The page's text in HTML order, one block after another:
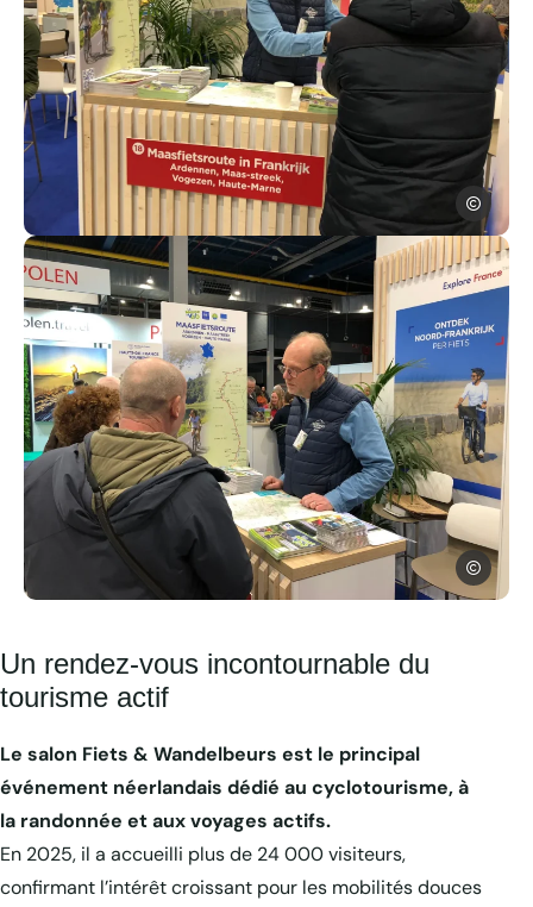
La Meuse à Vélo au salon Fiets & Wandelbeurs d’Utrecht
ADTA
La Meuse à Vélo au salon Fiets & Wandelbeurs d’Utrecht
ADTA
Un rendez-vous incontournable du
tourisme actif
Le salon Fiets & Wandelbeurs est le principal
événement néerlandais dédié au cyclotourisme, à
la randonnée et aux voyages actifs.
En 2025, il a accueilli plus de 24 000 visiteurs,
confirmant l’intérêt croissant pour les mobilités douces